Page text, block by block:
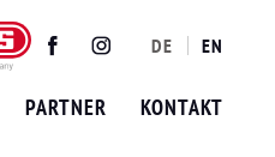
TwitterFacebookInstagram
DE EN
PARTNER KONTAKT